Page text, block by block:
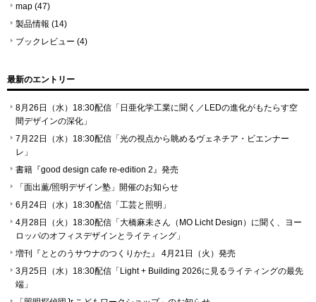
map (47)
製品情報 (14)
ブックレビュー (4)
最新のエントリー
8月26日（水）18:30配信「日亜化学工業に聞く／LEDの進化がもたらす空
間デザインの深化」
7月22日（水）18:30配信「光の視点から眺めるヴェネチア・ビエンナー
レ」
書籍『good design cafe re-edition 2』発売
「⾯出薫/照明デザイン塾」開催のお知らせ
6月24日（水）18:30配信「工芸と照明」
4月28日（火）18:30配信「大橋麻未さん（MO Licht Design）に聞く、ヨー
ロッパのオフィスデザインとライティング」
増刊『ととのうサウナのつくりかた』 4月21日（火）発売
3月25日（水）18:30配信「Light + Building 2026に見るライティングの最先
端」